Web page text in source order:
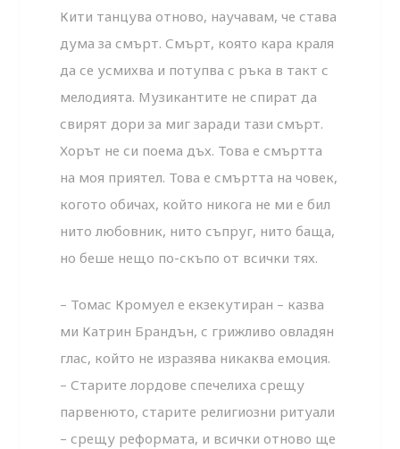
Кити танцува отново, научавам, че става
дума за смърт. Смърт, която кара краля
да се усмихва и потупва с ръка в такт с
мелодията. Музикантите не спират да
свирят дори за миг заради тази смърт.
Хорът не си поема дъх. Това е смъртта
на моя приятел. Това е смъртта на човек,
когото обичах, който никога не ми е бил
нито любовник, нито съпруг, нито баща,
но беше нещо по-скъпо от всички тях.
– Томас Кромуел е екзекутиран – казва
ми Катрин Брандън, с грижливо овладян
глас, който не изразява никаква емоция.
– Старите лордове спечелиха срещу
парвенюто, старите религиозни ритуали
– срещу реформата, и всички отново ще